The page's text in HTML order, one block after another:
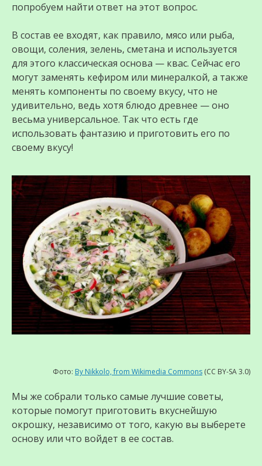
попробуем найти ответ на этот вопрос.
В состав ее входят, как правило, мясо или рыба,
овощи, соления, зелень, сметана и используется
для этого классическая основа — квас. Сейчас его
могут заменять кефиром или минералкой, а также
менять компоненты по своему вкусу, что не
удивительно, ведь хотя блюдо древнее — оно
весьма универсальное. Так что есть где
использовать фантазию и приготовить его по
своему вкусу!
Фото: By Nikkolo, from Wikimedia Commons (CC BY-SA 3.0)
Мы же собрали только самые лучшие советы,
которые помогут приготовить вкуснейшую
окрошку, независимо от того, какую вы выберете
основу или что войдет в ее состав.